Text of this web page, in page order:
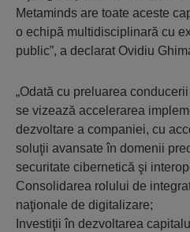
Metaminds are toate aceste
o echipă multidisciplinară cu
public”, a declarat Ovidiu
„Odată cu preluarea
se vizează accelerarea
dezvoltare a companiei, cu
soluţii avansate în domenii
securitate cibernetică şi
Consolidarea rolului de
naţionale de digitalizare;
Investiţii în dezvoltarea